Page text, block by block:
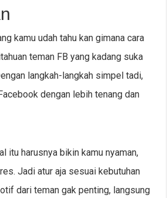
kamu udah tahu kan gimana cara
teman FB yang kadang suka
langkah-langkah simpel tadi,
dengan lebih tenang dan
itu harusnya bikin kamu nyaman,
Jadi atur aja sesuai kebutuhan
dari teman gak penting, langsung